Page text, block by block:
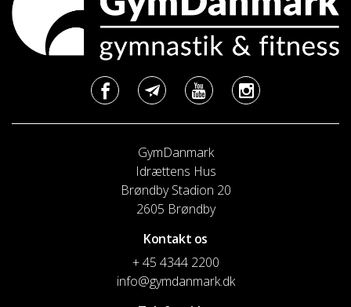
GymDanmark
Idrættens Hus
Brøndby Stadion 20
2605 Brøndby
Kontakt os
+ 45 4344 2200
info@gymdanmark.dk